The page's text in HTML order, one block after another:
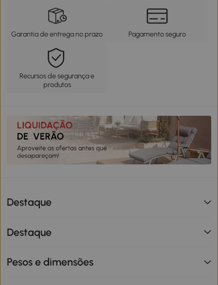
Garantia de entrega no prazo Pagamento seguro
Recursos de segurança e
produtos
Destaque
Destaque
Pesos e dimensões